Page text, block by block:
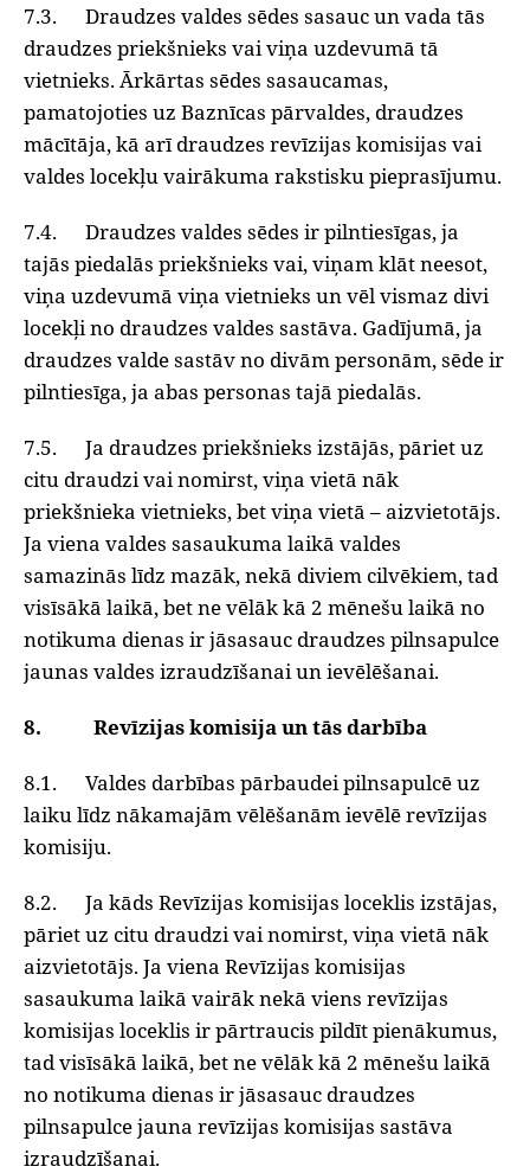
7.3. Draudzes valdes sēdes sasauc un vada tās
draudzes priekšnieks vai viņa uzdevumā tā
vietnieks. Ārkārtas sēdes sasaucamas,
pamatojoties uz Baznīcas pārvaldes, draudzes
mācītāja, kā arī draudzes revīzijas komisijas vai
valdes locekļu vairākuma rakstisku pieprasījumu.
7.4. Draudzes valdes sēdes ir pilntiesīgas, ja
tajās piedalās priekšnieks vai, viņam klāt neesot,
viņa uzdevumā viņa vietnieks un vēl vismaz divi
locekļi no draudzes valdes sastāva. Gadījumā, ja
draudzes valde sastāv no divām personām, sēde ir
pilntiesīga, ja abas personas tajā piedalās.
7.5. Ja draudzes priekšnieks izstājās, pāriet uz
citu draudzi vai nomirst, viņa vietā nāk
priekšnieka vietnieks, bet viņa vietā – aizvietotājs.
Ja viena valdes sasaukuma laikā valdes
samazinās līdz mazāk, nekā diviem cilvēkiem, tad
visīsākā laikā, bet ne vēlāk kā 2 mēnešu laikā no
notikuma dienas ir jāsasauc draudzes pilnsapulce
jaunas valdes izraudzīšanai un ievēlēšanai.
8. Revīzijas komisija un tās darbība
8.1. Valdes darbības pārbaudei pilnsapulcē uz
laiku līdz nākamajām vēlēšanām ievēlē revīzijas
komisiju.
8.2. Ja kāds Revīzijas komisijas loceklis izstājas,
pāriet uz citu draudzi vai nomirst, viņa vietā nāk
aizvietotājs. Ja viena Revīzijas komisijas
sasaukuma laikā vairāk nekā viens revīzijas
komisijas loceklis ir pārtraucis pildīt pienākumus,
tad visīsākā laikā, bet ne vēlāk kā 2 mēnešu laikā
no notikuma dienas ir jāsasauc draudzes
pilnsapulce jauna revīzijas komisijas sastāva
izraudzīšanai.